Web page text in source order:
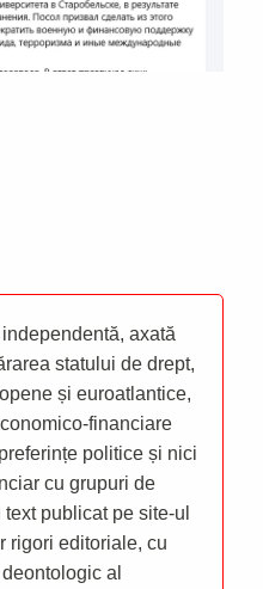
axată
statului de drept,
și euroatlantice,
financiare
politice și nici
cu grupuri de
publicat pe site-ul
rigori editoriale, cu
al